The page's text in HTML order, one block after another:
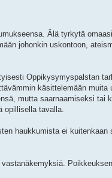
Älä tyrkytä
johonkin uskontoon,
Oppikysymyspalstan
käsittelemään muita
mutta saarnaamiseksi tai
opillisella tavalla.
haukkumista ei kuitenkaan